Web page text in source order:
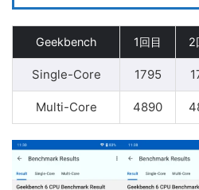
Geekbench 1回目 2
Single-Core 1795
Multi-Core 4890